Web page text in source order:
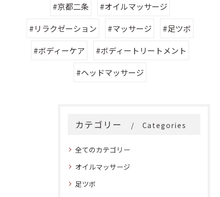
#京都二条
#オイルマッサージ
#リラクゼーション
#マッサージ
#足ツボ
#ボディーケア
#ボディートリートメント
#ヘッドマッサージ
カテゴリー Categories
全てのカテゴリー
オイルマッサージ
足ツボ